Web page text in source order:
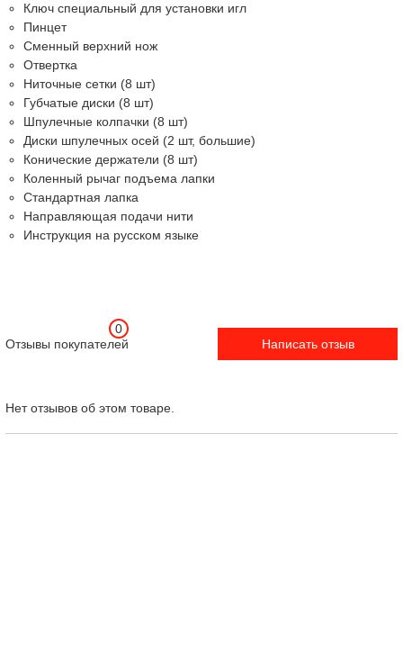
Ключ специальный для установки игл
Пинцет
Сменный верхний нож
Отвертка
Ниточные сетки (8 шт)
Губчатые диски (8 шт)
Шпулечные колпачки (8 шт)
Диски шпулечных осей (2 шт, большие)
Конические держатели (8 шт)
Коленный рычаг подъема лапки
Стандартная лапка
Направляющая подачи нити
Инструкция на русском языке
Отзывы покупателей
0
Написать отзыв
Нет отзывов об этом товаре.